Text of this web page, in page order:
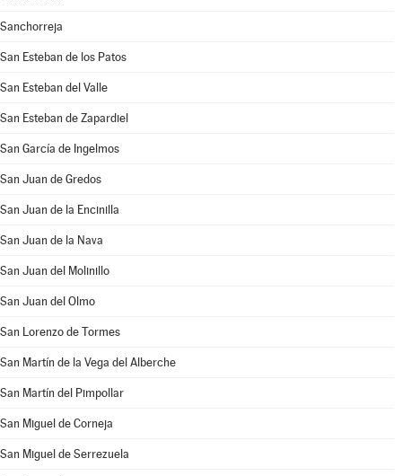
Sanchorreja
San Esteban de los Patos
San Esteban del Valle
San Esteban de Zapardiel
San García de Ingelmos
San Juan de Gredos
San Juan de la Encinilla
San Juan de la Nava
San Juan del Molinillo
San Juan del Olmo
San Lorenzo de Tormes
San Martín de la Vega del Alberche
San Martín del Pimpollar
San Miguel de Corneja
San Miguel de Serrezuela